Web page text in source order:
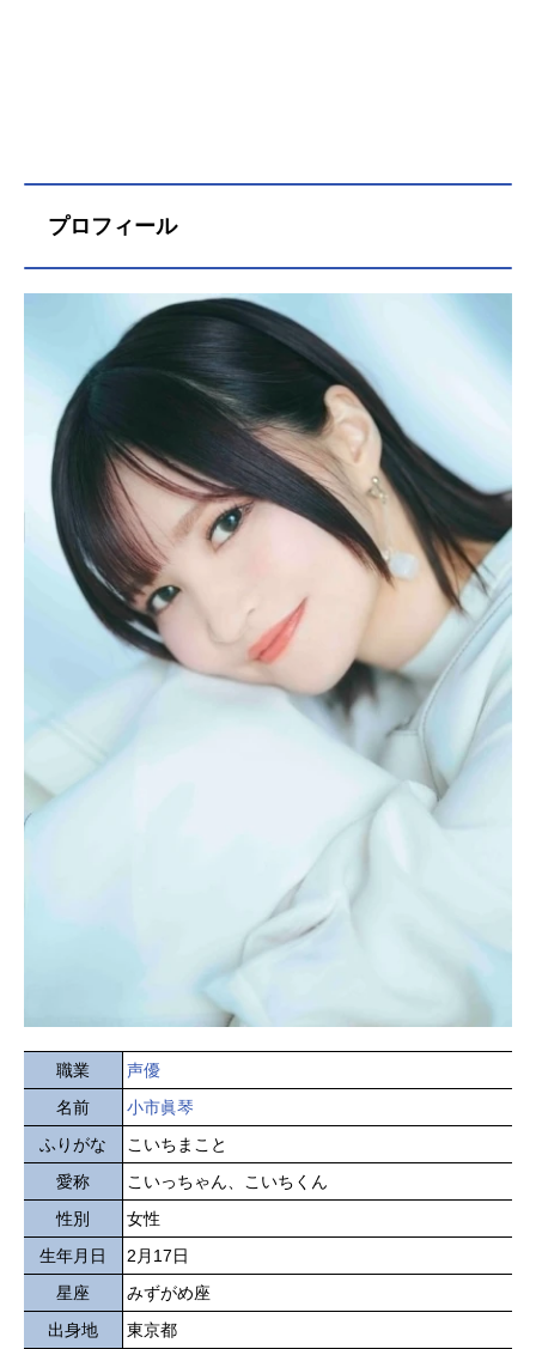
プロフィール
職業
声優
名前
小市眞琴
ふりがな
こいちまこと
愛称
こいっちゃん、こいちくん
性別
女性
生年月日
2月17日
星座
みずがめ座
出身地
東京都